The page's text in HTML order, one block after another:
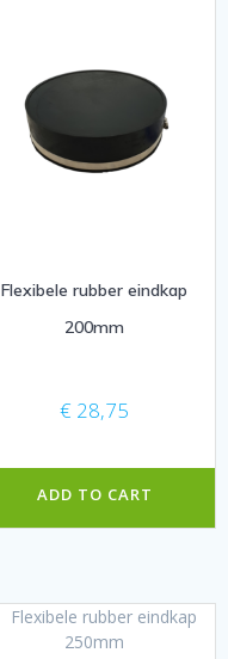
Flexibele rubber eindkap
200mm
€ 28,75
ADD TO CART